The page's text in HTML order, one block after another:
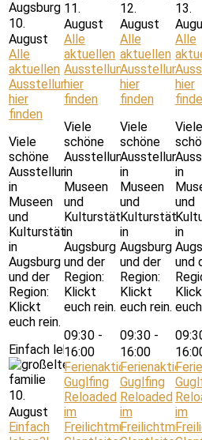
10.
August
Alle
aktuellen
Ausstellungen
hier
finden
Viele
schöne
Ausstellungen
in
Museen
und
Kulturstätten
in
Augsburg
und der
Region:
Klickt
euch rein.
Einfach leben?! – Sommerwoche
10.
August
Einfach
11.
August
Alle
aktuellen
Ausstellungen
hier
finden
Viele
schöne
Ausstellungen
in
Museen
und
Kulturstätten
in
Augsburg
und der
Region:
Klickt
euch rein.
09:30 -
16:00
Ferienaktion:
Guglfing
Reloaded
im
Freilichtmuseum
12.
August
Alle
aktuellen
Ausstellungen
hier
finden
Viele
schöne
Ausstellungen
in
Museen
und
Kulturstätten
in
Augsburg
und der
Region:
Klickt
euch rein.
09:30 -
16:00
Ferienaktion:
Guglfing
Reloaded
im
13.
Alle
hier
Viele
in
und
in
und
im